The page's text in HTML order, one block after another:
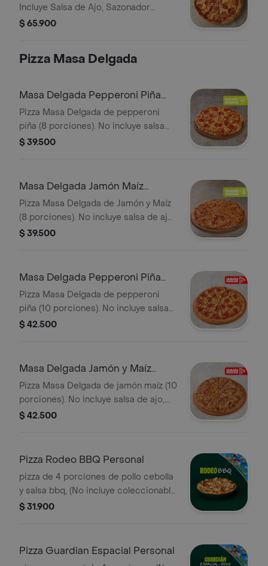
Incluye Salsa de Ajo, Sazonador
Pimienta Roja y Pepperoncini.
$ 65.900
Pizza Masa Delgada
Masa Delgada Pepperoni Piña
Mediana
Pizza Masa Delgada de pepperoni
piña (8 porciones). No incluye salsa
de ajo, llevala por $2.900 adicionales.
$ 39.500
Masa Delgada Jamón Maíz
Mediana
Pizza Masa Delgada de Jamón y Maíz
(8 porciones). No incluye salsa de ajo,
llevala por $2.900 adicionales.
$ 39.500
Masa Delgada Pepperoni Piña
Familiar
Pizza Masa Delgada de pepperoni
piña (10 porciones). No incluye salsa
de ajo, llevala por $2.900 adicionales.
$ 42.500
Masa Delgada Jamón y Maíz
Familiar
Pizza Masa Delgada de jamón maíz (10
porciones). No incluye salsa de ajo,
llevala por $2.900 adicionales.
$ 42.500
Pizza Rodeo BBQ Personal
pizza de 4 porciones de pollo cebolla
y salsa bbq, (No incluye coleccionable
para este canal).
$ 31.900
Pizza Guardian Espacial Personal